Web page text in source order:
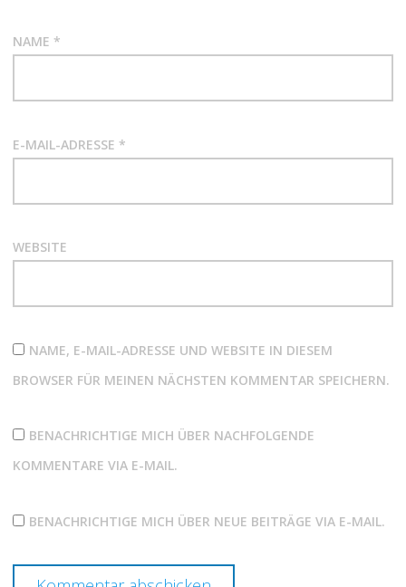
NAME *
E-MAIL-ADRESSE *
WEBSITE
NAME, E-MAIL-ADRESSE UND WEBSITE IN DIESEM
BROWSER FÜR MEINEN NÄCHSTEN KOMMENTAR SPEICHERN.
BENACHRICHTIGE MICH ÜBER NACHFOLGENDE
KOMMENTARE VIA E-MAIL.
BENACHRICHTIGE MICH ÜBER NEUE BEITRÄGE VIA E-MAIL.